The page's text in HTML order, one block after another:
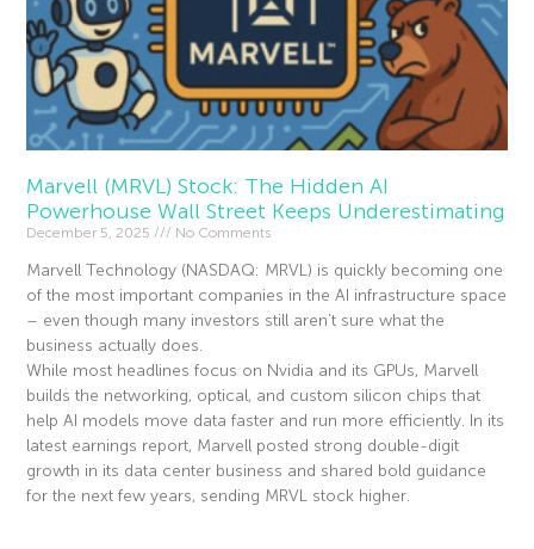
Marvell (MRVL) Stock: The Hidden AI
Powerhouse Wall Street Keeps Underestimating
December 5, 2025 No Comments
Marvell Technology (NASDAQ: MRVL) is quickly becoming one
of the most important companies in the AI infrastructure space
– even though many investors still aren’t sure what the
business actually does.
While most headlines focus on Nvidia and its GPUs, Marvell
builds the networking, optical, and custom silicon chips that
help AI models move data faster and run more efficiently. In its
latest earnings report, Marvell posted strong double-digit
growth in its data center business and shared bold guidance
for the next few years, sending MRVL stock higher.